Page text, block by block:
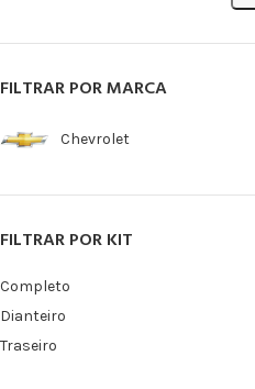
FILTRAR POR MARCA
Chevrolet
FILTRAR POR KIT
Completo
Dianteiro
Traseiro